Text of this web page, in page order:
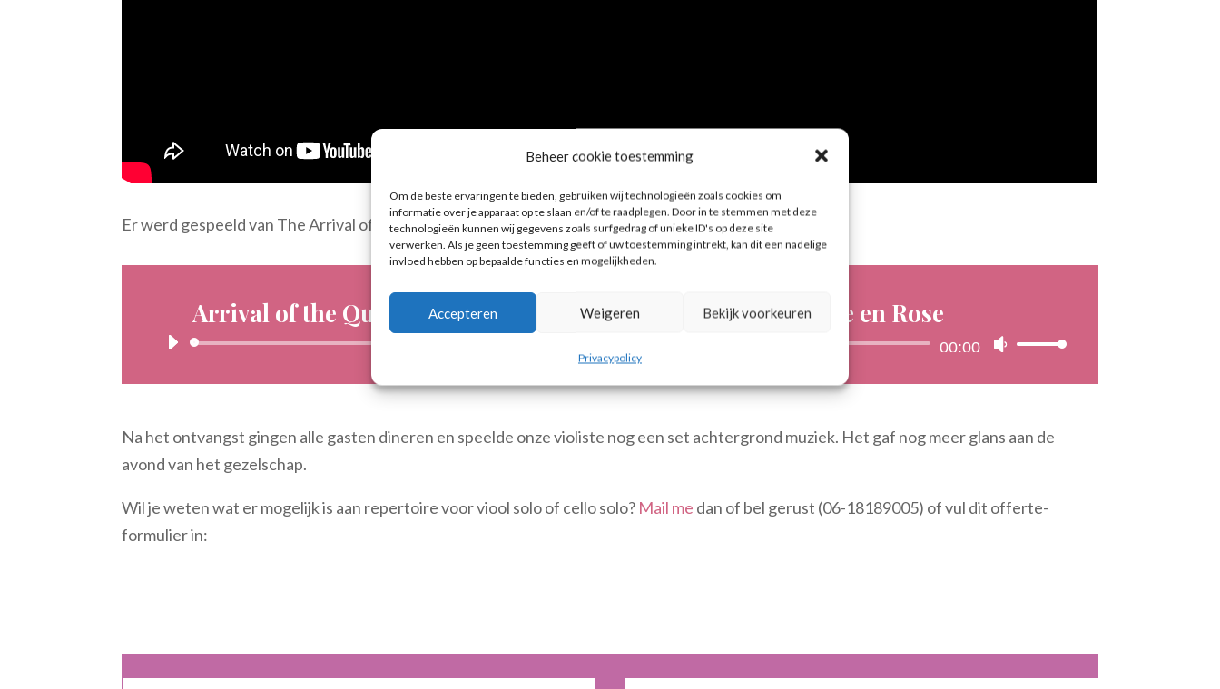
Beheer cookie toestemming
Om de beste ervaringen te bieden, gebruiken wij technologieën zoals cookies om
informatie over je apparaat op te slaan en/of te raadplegen. Door in te stemmen met deze
technologieën kunnen wij gegevens zoals surfgedrag of unieke ID's op deze site
verwerken. Als je geen toestemming geeft of uw toestemming intrekt, kan dit een nadelige
invloed hebben op bepaalde functies en mogelijkheden.
Accepteren Weigeren Bekijk voorkeuren
Privacypolicy
Er werd gespeeld van The Arrival of the queen of Sheba tot aan La Vie en rose en Yesterday.
Arrival of the Queen of Sheba
Audiospeler
om
te
La vie en Rose
Audiospeler00:00
Gebruik
te
Na het ontvangst gingen alle gasten dineren en speelde onze violiste nog een set achtergrond muziek. Het gaf nog meer glans aan de
avond van het gezelschap.
Wil je weten wat er mogelijk is aan repertoire voor viool solo of cello solo? Mail me dan of bel gerust (06-18189005) of vul dit offerte-
formulier in: